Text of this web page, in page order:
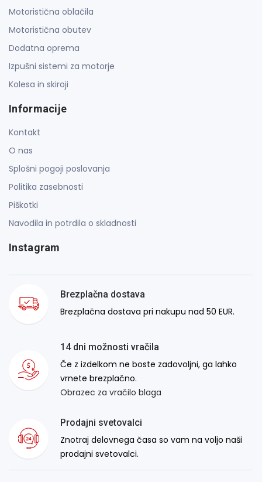
Motoristična oblačila
Motoristična obutev
Dodatna oprema
Izpušni sistemi za motorje
Kolesa in skiroji
Informacije
Kontakt
O nas
Splošni pogoji poslovanja
Politika zasebnosti
Piškotki
Navodila in potrdila o skladnosti
Instagram
Brezplačna dostava
Brezplačna dostava pri nakupu nad 50 EUR.
14 dni možnosti vračila
Če z izdelkom ne boste zadovoljni, ga lahko
vrnete brezplačno.
Obrazec za vračilo blaga
Prodajni svetovalci
Znotraj delovnega časa so vam na voljo naši
prodajni svetovalci.